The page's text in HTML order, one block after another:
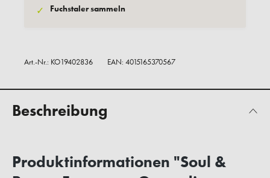
✓ Fuchstaler sammeln
Art.-Nr.: KO19402836 EAN: 4015165370567
Beschreibung
Produktinformationen "Soul &